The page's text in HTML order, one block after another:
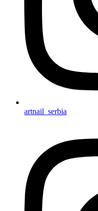
artnail_serbia